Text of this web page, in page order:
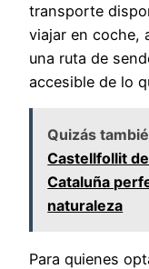
transporte
viajar en coche,
una ruta de
accesible de lo
Quizás
Castellfollit
Cataluña
naturaleza
Para quienes